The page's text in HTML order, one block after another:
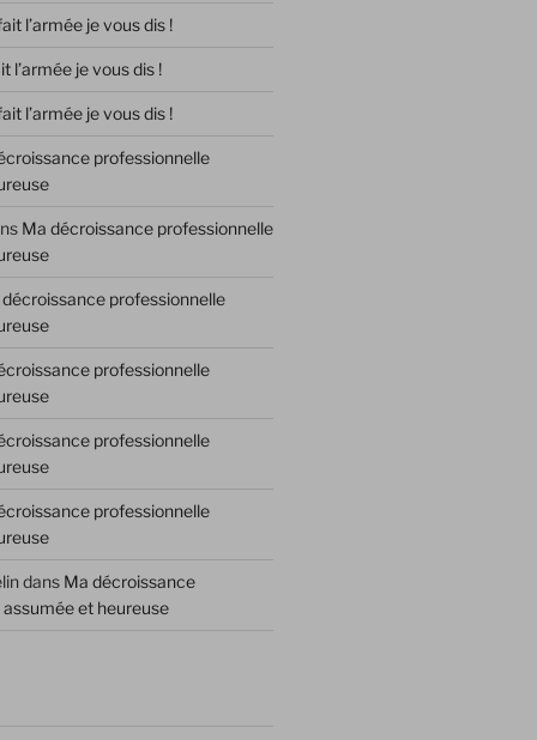
l’armée je vous dis !
l’armée je vous dis !
l’armée je vous dis !
professionnelle
Ma décroissance professionnelle
professionnelle
professionnelle
professionnelle
professionnelle
dans Ma décroissance
et heureuse